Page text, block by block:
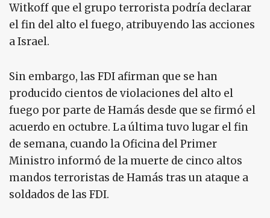
Witkoff que el grupo terrorista podría declarar
el fin del alto el fuego, atribuyendo las acciones
a Israel.
Sin embargo, las FDI afirman que se han
producido cientos de violaciones del alto el
fuego por parte de Hamás desde que se firmó el
acuerdo en octubre. La última tuvo lugar el fin
de semana, cuando la Oficina del Primer
Ministro informó de la muerte de cinco altos
mandos terroristas de Hamás tras un ataque a
soldados de las FDI.